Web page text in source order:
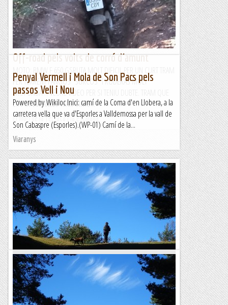
Maifemcim.cat
Off-road pels volts de corró d´amunt
MOTO: BMW F 650 GSRUTA MOLT DIFICIL PER UN CURT TRAM
PER TERRENY FANGOS "SURCOS" I RODERAS MOLT
PROFUNDA ... VEURE VIDEO PER SI TENIU DUBTE. TRAM QUE
ES POT EVITARELS WAYPOINTS...
El món de la ferrata i la escalada
Penyal Vermell i Mola de Son Pacs pels
passos Vell i Nou
Powered by Wikiloc Inici: camí de la Coma d'en Llobera, a la
carretera vella que va d'Esporles a Valldemossa per la vall de
Son Cabaspre (Esporles).(WP-01) Camí de la...
Viaranys
Caminant pels boscos obacs del Catllaràs
Distància: 17 km.Desnivell: 900 m.Dificultat tècnica:
fàcil.Durada total: 5 h.Punt de sortida: Santa Maria de
Lillet.TRAÇA GPS Bonica i senzilla volta per...